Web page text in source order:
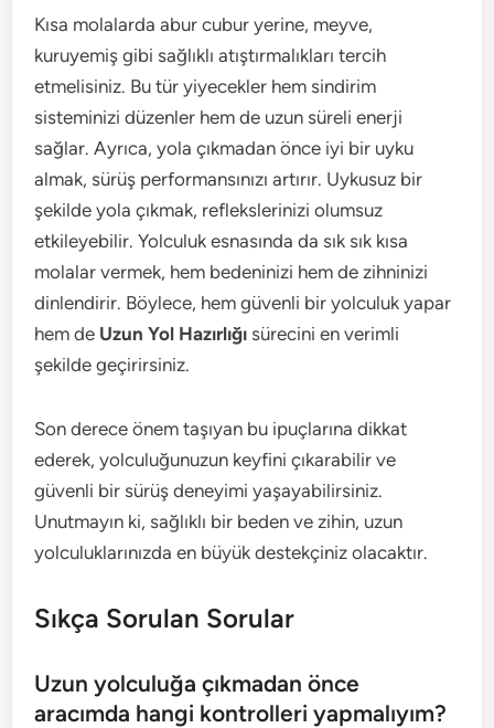
Kısa molalarda abur cubur yerine, meyve,
kuruyemiş gibi sağlıklı atıştırmalıkları tercih
etmelisiniz. Bu tür yiyecekler hem sindirim
sisteminizi düzenler hem de uzun süreli enerji
sağlar. Ayrıca, yola çıkmadan önce iyi bir uyku
almak, sürüş performansınızı artırır. Uykusuz bir
şekilde yola çıkmak, reflekslerinizi olumsuz
etkileyebilir. Yolculuk esnasında da sık sık kısa
molalar vermek, hem bedeninizi hem de zihninizi
dinlendirir. Böylece, hem güvenli bir yolculuk yapar
hem de Uzun Yol Hazırlığı sürecini en verimli
şekilde geçirirsiniz.
Son derece önem taşıyan bu ipuçlarına dikkat
ederek, yolculuğunuzun keyfini çıkarabilir ve
güvenli bir sürüş deneyimi yaşayabilirsiniz.
Unutmayın ki, sağlıklı bir beden ve zihin, uzun
yolculuklarınızda en büyük destekçiniz olacaktır.
Sıkça Sorulan Sorular
Uzun yolculuğa çıkmadan önce
aracımda hangi kontrolleri yapmalıyım?